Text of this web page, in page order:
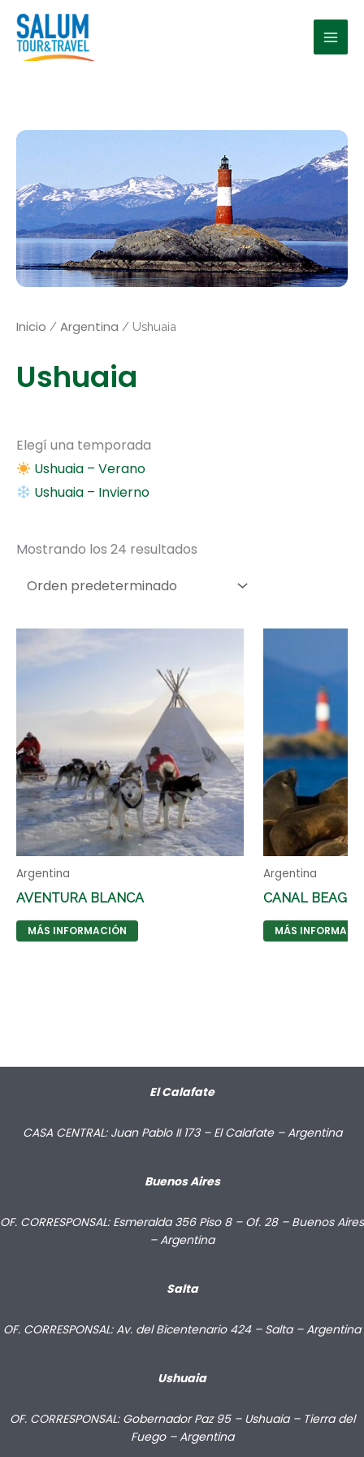
contenido
Inicio / Argentina / Ushuaia
Ushuaia
Elegí una temporada
Ushuaia – Verano
Ushuaia – Invierno
Mostrando los 24 resultados
Argentina
AVENTURA BLANCA
MÁS INFORMACIÓN
Argentina
CANAL
MÁS
El Calafate
CASA CENTRAL: Juan Pablo II 173 – El Calafate – Argentina
Buenos Aires
OF. CORRESPONSAL: Esmeralda 356 Piso 8 – Of. 28 – Buenos Aires
– Argentina
Salta
OF. CORRESPONSAL: Av. del Bicentenario 424 – Salta – Argentina
Ushuaia
OF. CORRESPONSAL: Gobernador Paz 95 – Ushuaia – Tierra del
Fuego – Argentina